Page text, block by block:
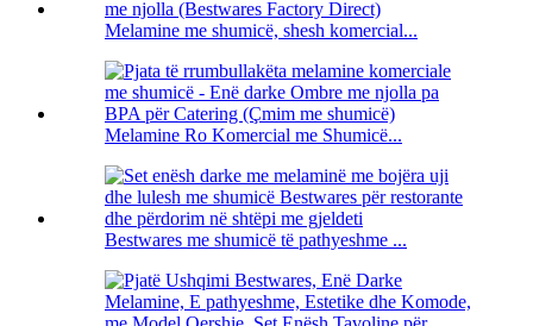
Melamine me shumicë, shesh komercial...
Melamine Ro Komercial me Shumicë...
Bestwares me shumicë të pathyeshme ...